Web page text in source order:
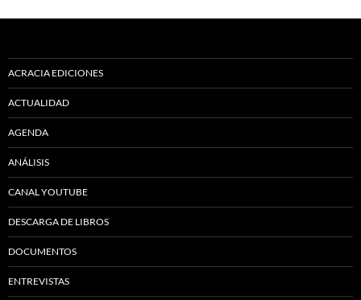
ACRACIA EDICIONES
ACTUALIDAD
AGENDA
ANÁLISIS
CANAL YOUTUBE
DESCARGA DE LIBROS
DOCUMENTOS
ENTREVISTAS